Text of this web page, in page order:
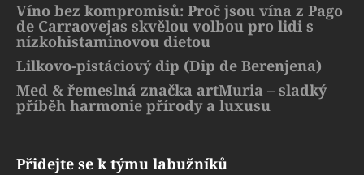
Víno bez kompromisů: Proč jsou vína z Pago
de Carraovejas skvělou volbou pro lidi s
nízkohistaminovou dietou
Lilkovo-pistáciový dip (Dip de Berenjena)
Med & řemeslná značka artMuria – sladký
příběh harmonie přírody a luxusu
Přidejte se k týmu labužníků